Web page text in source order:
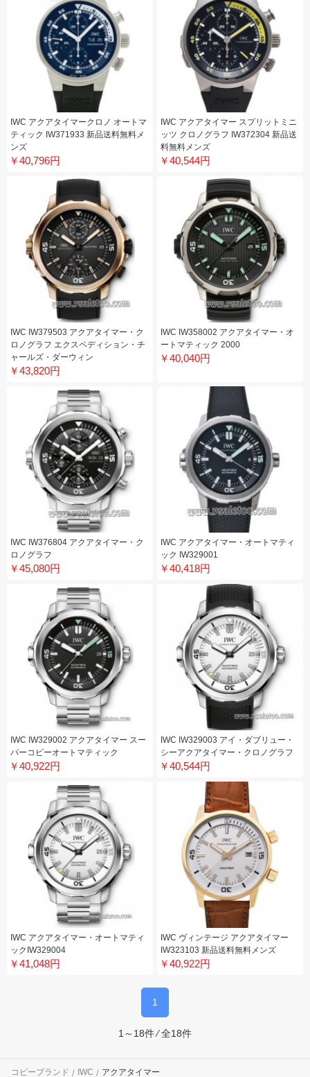
IWC アクアタイマークロノ オートマ
ティック IW371933 新品送料無料メ
ンズ
￥40,796円
IWC アクアタイマー スプリットミニ
ッツ クロノグラフ IW372304 新品送
料無料メンズ
￥40,544円
IWC IW379503 アクアタイマー・ク
ロノグラフ エクスペディション・チ
ャールズ・ダーウィン
￥43,820円
IWC IW358002 アクアタイマー・オ
ートマティック 2000
￥40,040円
IWC IW376804 アクアタイマー・ク
ロノグラフ
￥45,080円
IWC アクアタイマー・オートマティ
ック IW329001
￥40,418円
IWC IW329002 アクアタイマー スー
パーコピーオートマティック
￥40,922円
IWC IW329003 アイ・ダブリュー・
シーアクアタイマー・クロノグラフ
￥40,544円
IWC アクアタイマー・オートマティ
ックIW329004
￥41,048円
IWC ヴィンテージ アクアタイマー
IW323103 新品送料無料メンズ
￥40,922円
1
1～18件 ⁄ 全18件
コピーブランド IWC アクアタイマー